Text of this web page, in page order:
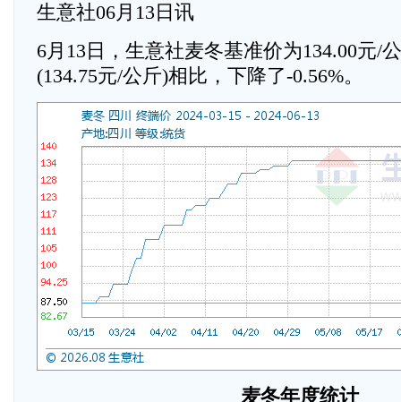
生意社06月13日讯
6月13日，生意社麦冬基准价为134.00元/
(134.75元/公斤)相比，下降了-0.56%。
麦冬年度统计